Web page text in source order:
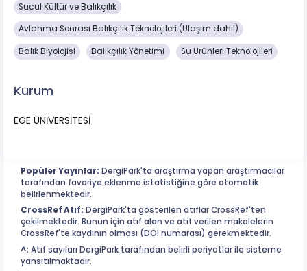
Sucul Kültür ve Balıkçılık
Avlanma Sonrası Balıkçılık Teknolojileri (Ulaşım dahil)
Balık Biyolojisi Balıkçılık Yönetimi Su Ürünleri Teknolojileri
Kurum
EGE ÜNİVERSİTESİ
Popüler Yayınlar: DergiPark'ta araştırma yapan araştırmacılar
tarafından favoriye eklenme istatistiğine göre otomatik
belirlenmektedir.
CrossRef Atıf: DergiPark'ta gösterilen atıflar CrossRef'ten
çekilmektedir. Bunun için atıf alan ve atıf verilen makalelerin
CrossRef'te kaydının olması (DOI numarası) gerekmektedir.
^: Atıf sayıları DergiPark tarafından belirli periyotlar ile sisteme
yansıtılmaktadır.